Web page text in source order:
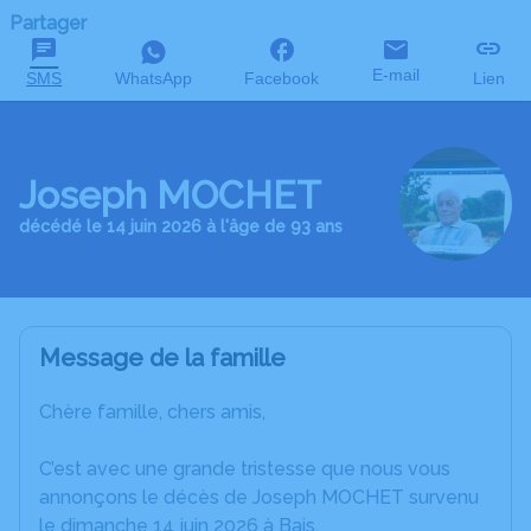
Partager
SMS WhatsApp Facebook E-mail Lien
Joseph MOCHET
décédé le 14 juin 2026 à l'âge de 93 ans
Message de la famille
Chère famille, chers amis,
C’est avec une grande tristesse que nous vous
annonçons le décès de Joseph MOCHET survenu
le dimanche 14 juin 2026 à Bais.